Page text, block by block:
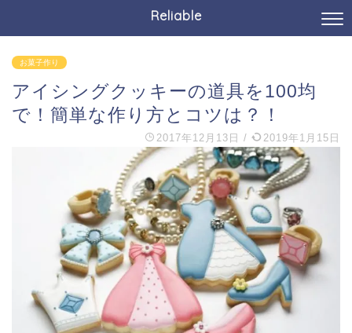
Reliable
お菓子作り
アイシングクッキーの道具を100均
で！簡単な作り方とコツは？！
2017年12月13日 / 2019年1月15日